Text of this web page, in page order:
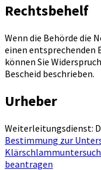
Rechtsbehelf
Wenn die Behörde die
einen entsprechenden
können Sie
Bescheid beschrieben.
Urheber
Weiterleitungsdienst:
Bestimmung zur
beantragen